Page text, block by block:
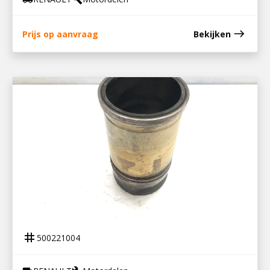
Prijs op aanvraag Bekijken east
500221004
tag 500221004